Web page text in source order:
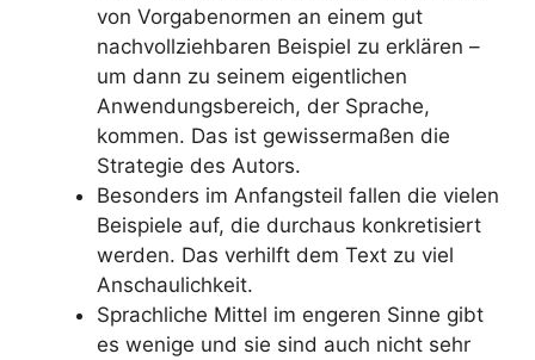
von Vorgabenormen an einem gut
nachvollziehbaren Beispiel zu erklären –
um dann zu seinem eigentlichen
Anwendungsbereich, der Sprache,
kommen. Das ist gewissermaßen die
Strategie des Autors.
Besonders im Anfangsteil fallen die vielen
Beispiele auf, die durchaus konkretisiert
werden. Das verhilft dem Text zu viel
Anschaulichkeit.
Sprachliche Mittel im engeren Sinne gibt
es wenige und sie sind auch nicht sehr